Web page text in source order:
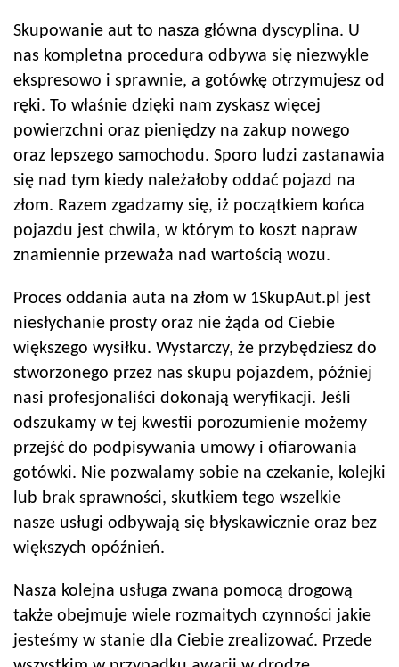
Skupowanie aut to nasza główna dyscyplina. U
nas kompletna procedura odbywa się niezwykle
ekspresowo i sprawnie, a gotówkę otrzymujesz od
ręki. To właśnie dzięki nam zyskasz więcej
powierzchni oraz pieniędzy na zakup nowego
oraz lepszego samochodu. Sporo ludzi zastanawia
się nad tym kiedy należałoby oddać pojazd na
złom. Razem zgadzamy się, iż początkiem końca
pojazdu jest chwila, w którym to koszt napraw
znamiennie przeważa nad wartością wozu.
Proces oddania auta na złom w 1SkupAut.pl jest
niesłychanie prosty oraz nie żąda od Ciebie
większego wysiłku. Wystarczy, że przybędziesz do
stworzonego przez nas skupu pojazdem, później
nasi profesjonaliści dokonają weryfikacji. Jeśli
odszukamy w tej kwestii porozumienie możemy
przejść do podpisywania umowy i ofiarowania
gotówki. Nie pozwalamy sobie na czekanie, kolejki
lub brak sprawności, skutkiem tego wszelkie
nasze usługi odbywają się błyskawicznie oraz bez
większych opóźnień.
Nasza kolejna usługa zwana pomocą drogową
także obejmuje wiele rozmaitych czynności jakie
jesteśmy w stanie dla Ciebie zrealizować. Przede